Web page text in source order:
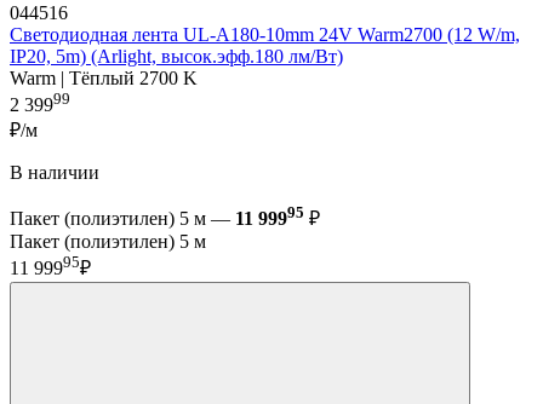
044516
Светодиодная лента UL-A180-10mm 24V Warm2700 (12 W/m,
IP20, 5m) (Arlight, высок.эфф.180 лм/Вт)
Warm | Тёплый 2700 K
2 39999
₽/м
В наличии
Пакет (полиэтилен) 5 м — 11 99995 ₽
Пакет (полиэтилен) 5 м
11 99995₽